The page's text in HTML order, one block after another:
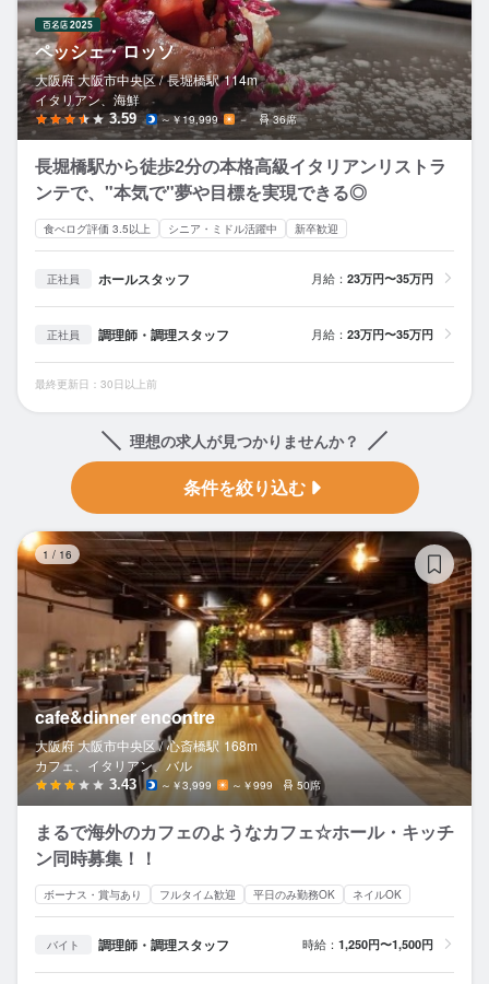
ペッシェ・ロッソ
大阪府 大阪市中央区 / 長堀橋駅 114m
イタリアン、海鮮
3.59 ～￥19,999 － 36席
長堀橋駅から徒歩2分の本格高級イタリアンリストラ
ンテで、"本気で"夢や目標を実現できる◎
食べログ評価 3.5以上 シニア・ミドル活躍中 新卒歓迎
正社員 ホールスタッフ 月給： 23万円〜35万円
正社員 調理師・調理スタッフ 月給： 23万円〜35万円
最終更新日：30日以上前
理想の求人が見つかりませんか？
条件を絞り込む
1 / 16
cafe&dinner encontre
大阪府 大阪市中央区 / 心斎橋駅 168m
カフェ、イタリアン、バル
3.43 ～￥3,999 ～￥999 50席
まるで海外のカフェのようなカフェ☆ホール・キッチ
ン同時募集！！
ボーナス・賞与あり フルタイム歓迎 平日のみ勤務OK ネイルOK
バイト 調理師・調理スタッフ 時給： 1,250円〜1,500円